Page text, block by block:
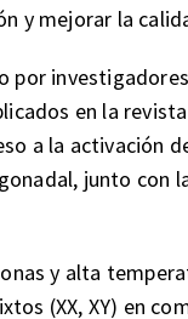
y mejorar la
por
en la
a la activación
junto con
y alta
(XX, XY) en